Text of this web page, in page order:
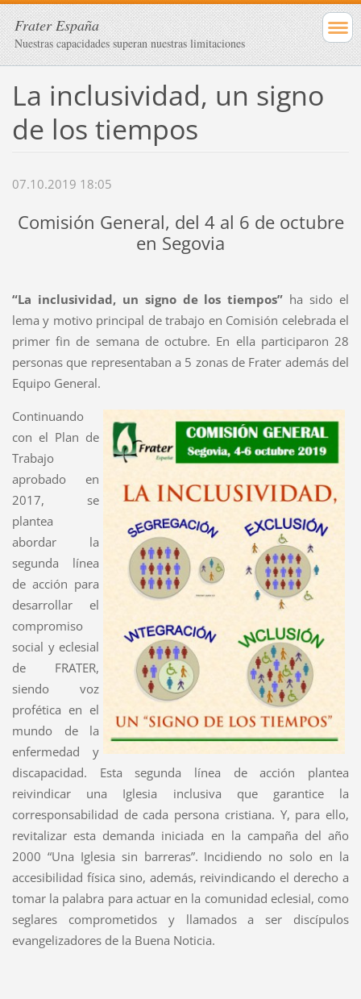
Frater España
Nuestras capacidades superan nuestras limitaciones
La inclusividad, un signo
de los tiempos
07.10.2019 18:05
Comisión General, del 4 al 6 de octubre
en Segovia
“La inclusividad, un signo de los tiempos” ha sido el
lema y motivo principal de trabajo en Comisión celebrada el
primer fin de semana de octubre. En ella participaron 28
personas que representaban a 5 zonas de Frater además del
Equipo General.
Continuando
con el Plan de
Trabajo
aprobado en
2017, se
plantea
abordar la
segunda línea
de acción para
desarrollar el
compromiso
social y eclesial
de FRATER,
siendo voz
profética en el
mundo de la
enfermedad y
discapacidad. Esta segunda línea de acción plantea
reivindicar una Iglesia inclusiva que garantice la
corresponsabilidad de cada persona cristiana. Y, para ello,
revitalizar esta demanda iniciada en la campaña del año
2000 “Una Iglesia sin barreras”. Incidiendo no solo en la
accesibilidad física sino, además, reivindicando el derecho a
tomar la palabra para actuar en la comunidad eclesial, como
seglares comprometidos y llamados a ser discípulos
evangelizadores de la Buena Noticia.